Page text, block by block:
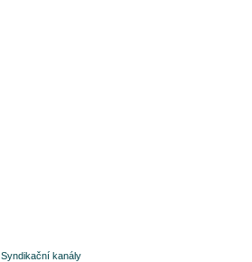
Syndikační kanály